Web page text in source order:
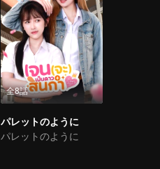
全8話
パレットのように
パレットのように